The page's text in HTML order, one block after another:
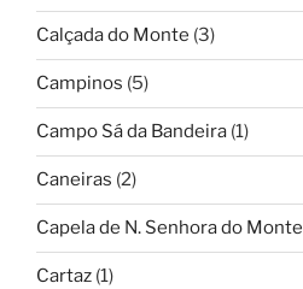
Calçada do Monte (3)
Campinos (5)
Campo Sá da Bandeira (1)
Caneiras (2)
Capela de N. Senhora do Monte
Cartaz (1)